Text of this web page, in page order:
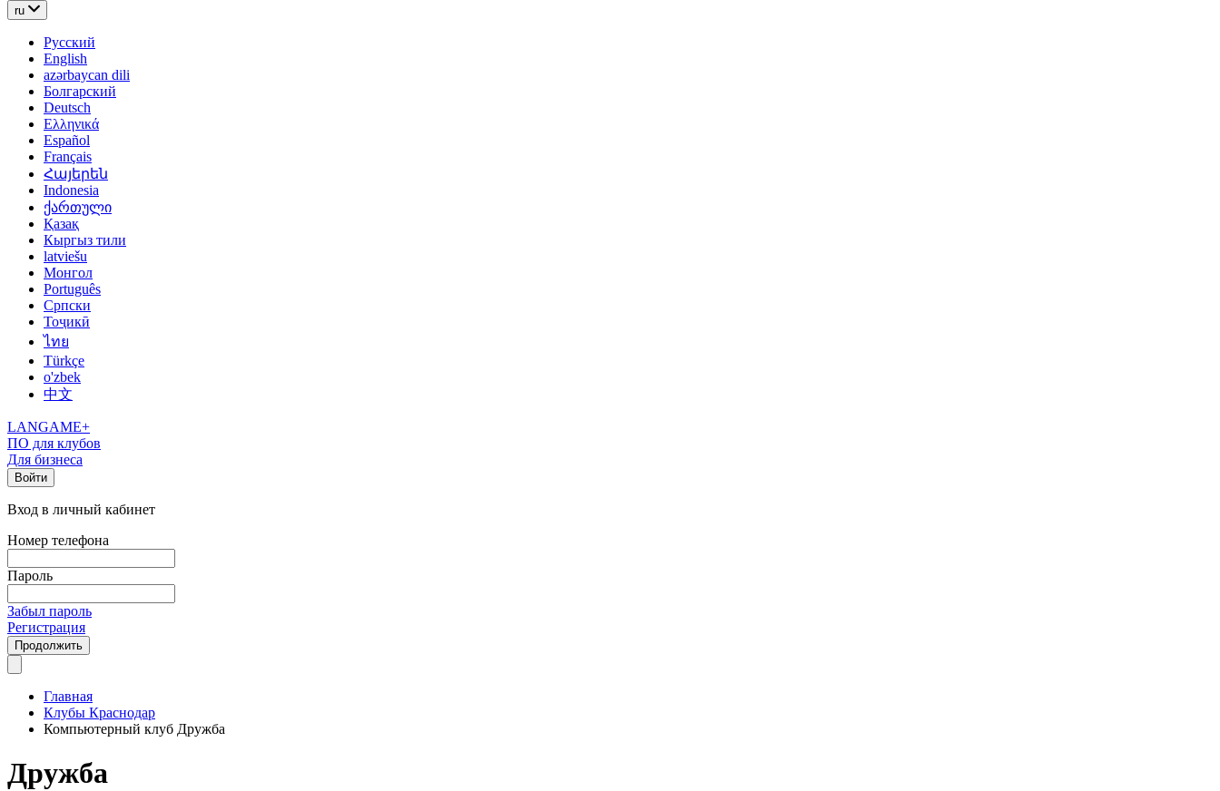
ru
Русский
English
azərbaycan dili
Болгарский
Deutsch
Ελληνικά
Español
Français
Հայերեն
Indonesia
ქართული
Қазақ
Кыргыз тили
latviešu
Монгол
Português
Српски
Тоҷикӣ
ไทย
Türkçe
o'zbek
中文
LANGAME+
ПО для клубов
Для бизнеса
Войти
Вход в личный кабинет
Номер телефона
Пароль
Забыл пароль
Регистрация
Продолжить
Главная
Клубы Краснодар
Компьютерный клуб Дружба
Дружба